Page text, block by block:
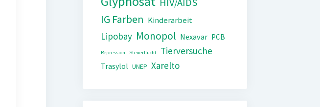
HIV/AIDS
IG Farben Kinderarbeit
Lipobay Monopol Nexavar PCB
Repression Steuerflucht Tierversuche
Trasylol UNEP Xarelto